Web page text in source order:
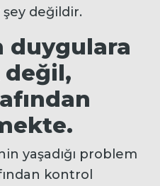
değildir.
duygulara
yaşadığı problem
kontrol